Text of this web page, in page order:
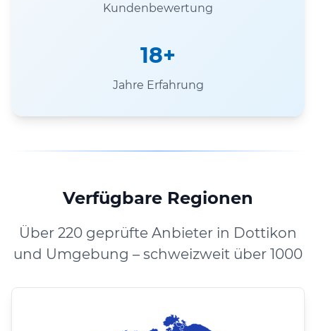
Kundenbewertung
18+
Jahre Erfahrung
Verfügbare Regionen
Über 220 geprüfte Anbieter in Dottikon
und Umgebung – schweizweit über 1000